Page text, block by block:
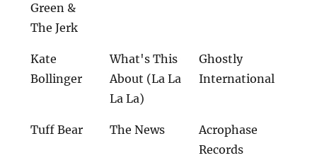
Green &
The Jerk
Kate
Bollinger
What's This
About (La La
La La)
Ghostly
International
Tuff Bear The News
Acrophase
Records